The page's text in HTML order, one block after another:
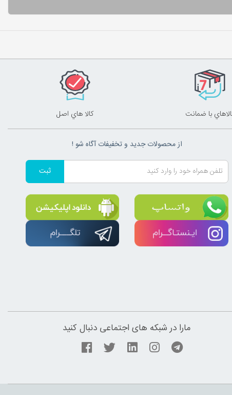
با ضمانت کالا هاي اصل
از محصولات جدید و تخفیفات آگاه شو !
ثبت
مارا در شبکه های اجتماعی دنبال کنید